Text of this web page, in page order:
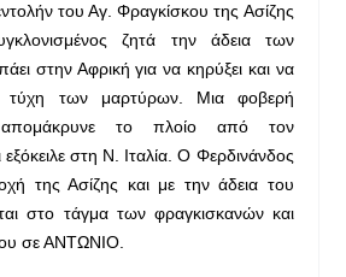
του Αγ. Φραγκίσκου της Ασίζης
ζητά την άδεια των
στην Αφρική για να κηρύξει και να
τύχη των μαρτύρων. Μια φοβερή
απομάκρυνε το πλοίο από τον
στη Ν. Ιταλία. Ο Φερδινάνδος
της Ασίζης και με την άδεια του
στο τάγμα των φραγκισκανών και
σε ΑΝΤΩΝΙΟ.